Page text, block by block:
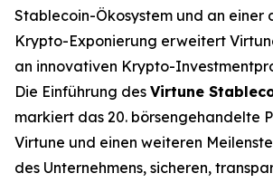
Stablecoin-Ökosystem und an einer
Krypto-Exponierung erweitert
an innovativen Krypto-
Die Einführung des Virtune
markiert das 20. börsengehandelte
Virtune und einen weiteren
des Unternehmens, sicheren,